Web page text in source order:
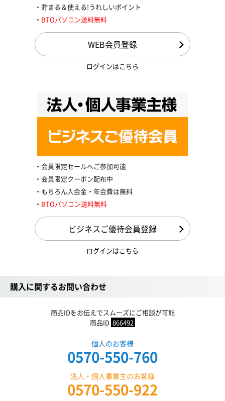
貯まる＆使える!うれしいポイント
BTOパソコン送料無料
WEB会員登録
ログインはこちら
会員限定セールへご参加可能
会員限定クーポン配布中
もちろん入会金・年会費は無料
BTOパソコン送料無料
ビジネスご優待会員登録
ログインはこちら
購入に関するお問い合わせ
商品IDをお伝えでスムーズにご相談が可能
商品ID 866492
個人のお客様
0570-550-760
法人・個人事業主のお客様
0570-550-922